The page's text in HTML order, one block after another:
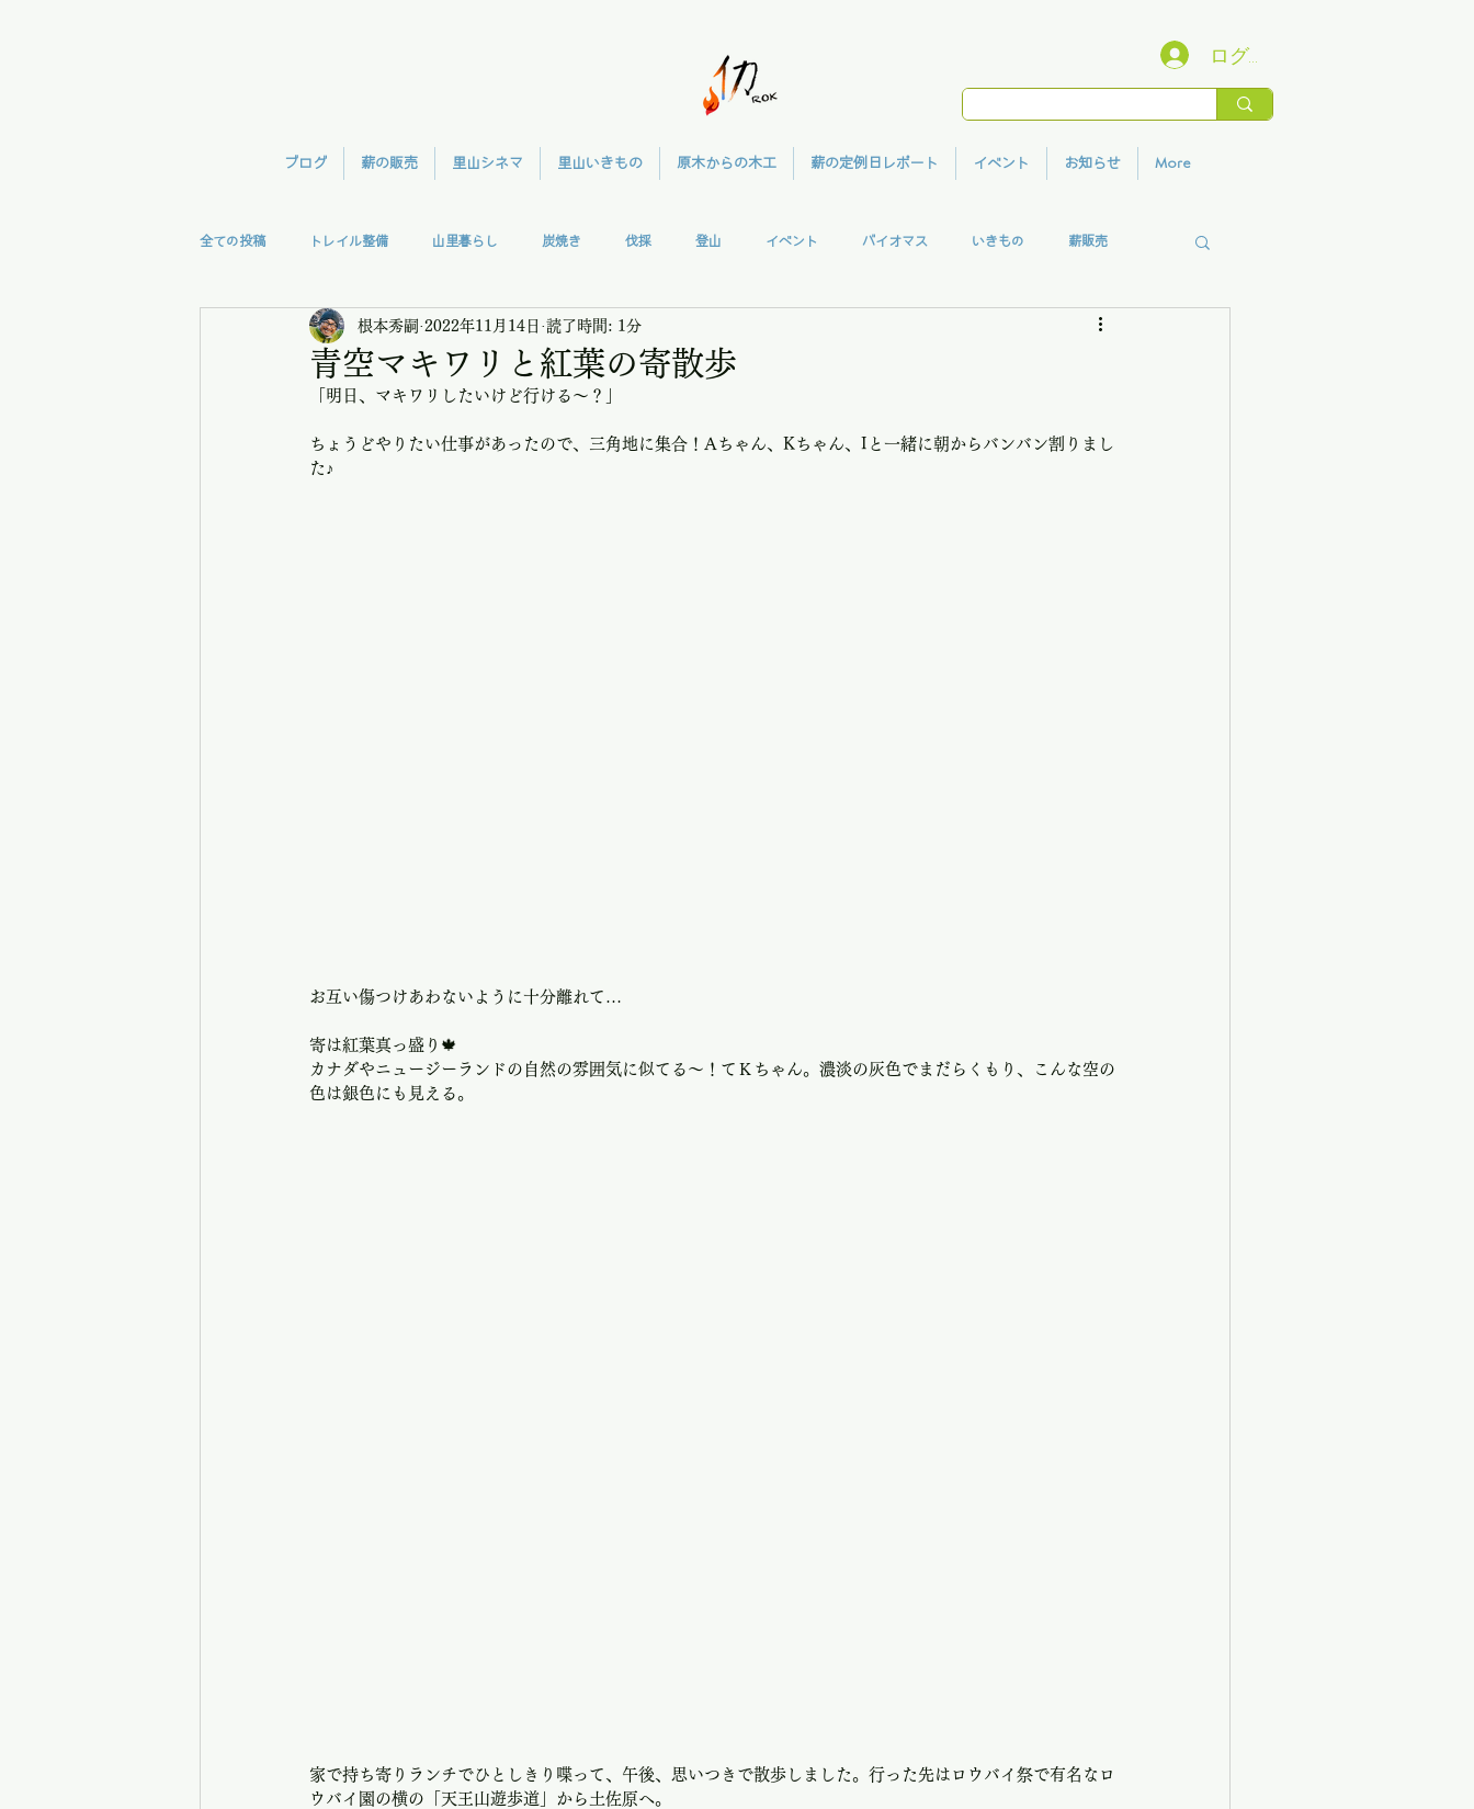
ログイン
ブログ 薪の販売 里山シネマ 里山いきもの 原木からの木工 薪の定例日レポート イベント お知らせ More
全ての投稿 トレイル整備 山里暮らし 炭焼き 伐採 登山 イベント バイオマス いきもの 薪販売
TreeClimb モモンガハウス 共同作業 香りプロジェクト
青空マキワリと紅葉の寄散歩
根本秀嗣 2022年11月14日 読了時間: 1分
「明日、マキワリしたいけど行ける〜？」
ちょうどやりたい仕事があったので、三角地に集合！Aちゃん、Kちゃん、Iと一緒に朝からバンバン割りまし
た♪
お互い傷つけあわないように十分離れて…
寄は紅葉真っ盛り🍁
カナダやニュージーランドの自然の雰囲気に似てる〜！てＫちゃん。濃淡の灰色でまだらくもり、こんな空の
色は銀色にも見える。
家で持ち寄りランチでひとしきり喋って、午後、思いつきで散歩しました。行った先はロウバイ祭で有名なロ
ウバイ園の横の「天王山遊歩道」から土佐原へ。